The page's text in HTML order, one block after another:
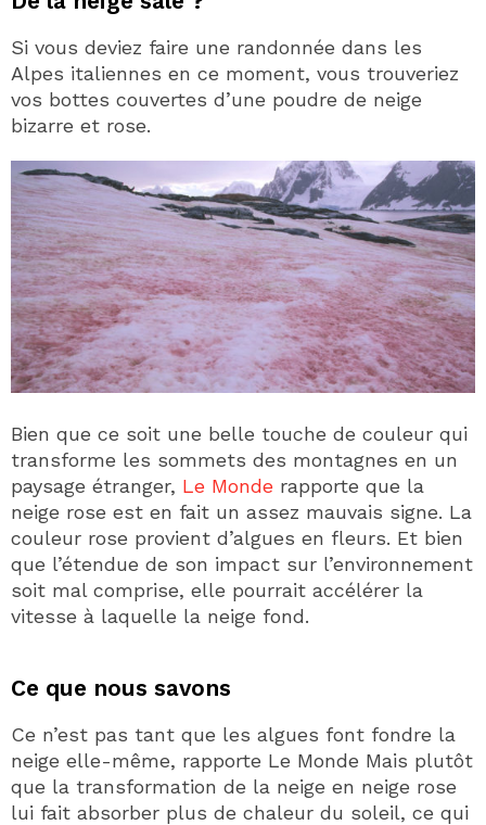
Si vous deviez faire une randonnée dans les
Alpes italiennes en ce moment, vous trouveriez
vos bottes couvertes d’une poudre de neige
bizarre et rose.
Bien que ce soit une belle touche de couleur qui
transforme les sommets des montagnes en un
paysage étranger, Le Monde rapporte que la
neige rose est en fait un assez mauvais signe. La
couleur rose provient d’algues en fleurs. Et bien
que l’étendue de son impact sur l’environnement
soit mal comprise, elle pourrait accélérer la
vitesse à laquelle la neige fond.
Ce que nous savons
Ce n’est pas tant que les algues font fondre la
neige elle-même, rapporte Le Monde Mais plutôt
que la transformation de la neige en neige rose
lui fait absorber plus de chaleur du soleil, ce qui